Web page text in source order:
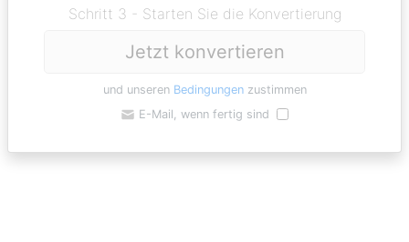
Schritt 3 - Starten Sie die Konvertierung
Jetzt konvertieren
und unseren Bedingungenzustimmen
E-Mail, wenn fertig sind